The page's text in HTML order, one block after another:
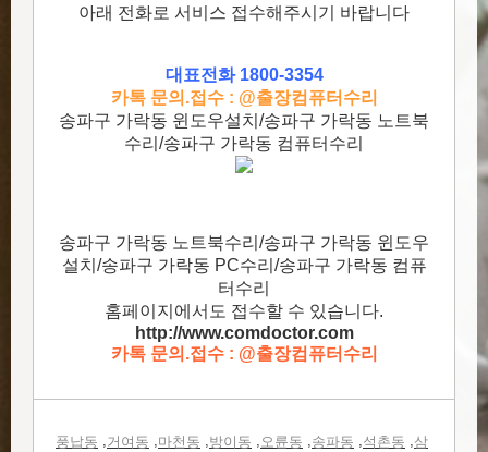
아래 전화로 서비스 접수해주시기 바랍니다
대표전화 1800-3354
카톡 문의.접수 : @출장컴퓨터수리
송파구 가락동 윈도우설치/송파구 가락동 노트북
수리/송파구 가락동 컴퓨터수리
송파구 가락동 노트북수리/송파구 가락동 윈도우
설치/송파구 가락동 PC수리/송파구 가락동 컴퓨
터수리
홈페이지에서도 접수할 수 있습니다.
http://www.comdoctor.com
카톡 문의.접수 : @출장컴퓨터수리
풍납동 ,거여동 ,마천동 ,방이동 ,오륜동 ,송파동 ,석촌동 ,삼